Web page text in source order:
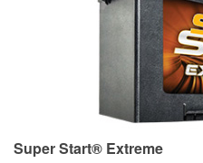
Super Start® Extreme